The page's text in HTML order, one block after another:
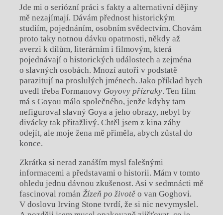
Jde mi o seriózní práci s fakty a alternativní dějiny
mě nezajímají. Dávám přednost historickým
studiím, pojednáním, osobním svědectvím. Chovám
proto taky notnou dávku opatrnosti, někdy až
averzi k dílům, literárním i filmovým, která
pojednávají o historických událostech a zejména
o slavných osobách. Mnozí autoři v podstatě
parazitují na proslulých jménech. Jako příklad bych
uvedl třeba Formanovy Goyovy přízraky. Ten film
má s Goyou málo společného, jenže kdyby tam
nefiguroval slavný Goya a jeho obrazy, nebyl by
divácky tak přitažlivý. Chtěl jsem z kina záhy
odejít, ale moje žena mě přiměla, abych zůstal do
konce.
Zkrátka si nerad zanáším mysl falešnými
informacemi a představami o historii. Mám v tomto
ohledu jednu dávnou zkušenost. Asi v sedmnácti mě
fascinoval román Žízeň po životěo van Goghovi.
V doslovu Irving Stone tvrdí, že si nic nevymyslel.